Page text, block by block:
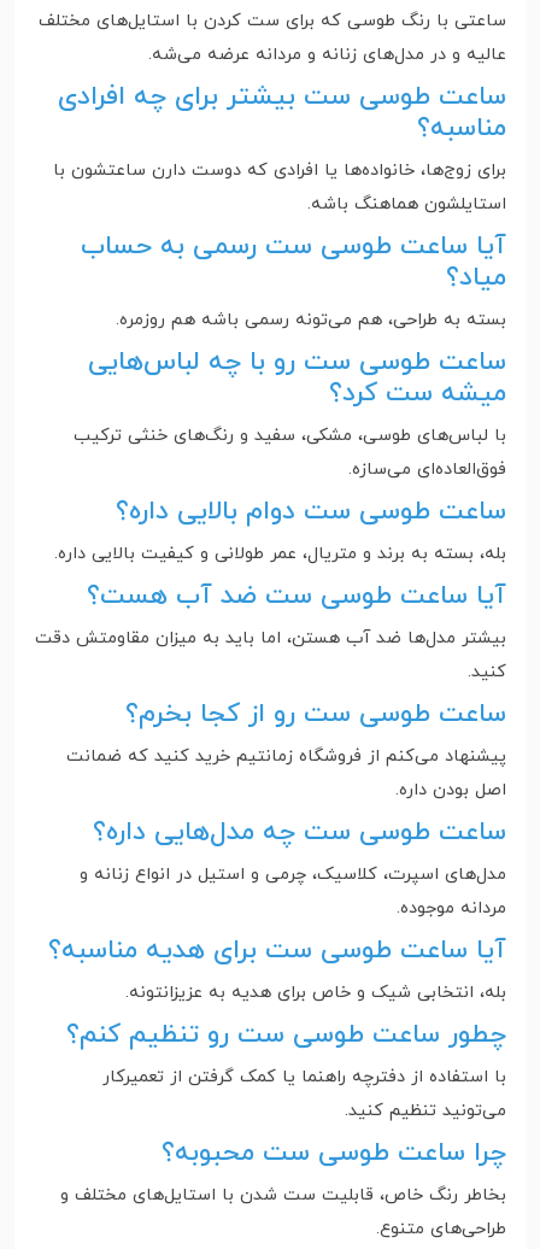
ساعتی با رنگ طوسی که برای ست کردن با استایل‌های مختلف
عالیه و در مدل‌های زنانه و مردانه عرضه می‌شه.
ساعت طوسی ست بیشتر برای چه افرادی
مناسبه؟
برای زوج‌ها، خانواده‌ها یا افرادی که دوست دارن ساعتشون با
استایلشون هماهنگ باشه.
آیا ساعت طوسی ست رسمی به حساب
میاد؟
بسته به طراحی، هم می‌تونه رسمی باشه هم روزمره.
ساعت طوسی ست رو با چه لباس‌هایی
میشه ست کرد؟
با لباس‌های طوسی، مشکی، سفید و رنگ‌های خنثی ترکیب
فوق‌العاده‌ای می‌سازه.
ساعت طوسی ست دوام بالایی داره؟
بله، بسته به برند و متریال، عمر طولانی و کیفیت بالایی داره.
آیا ساعت طوسی ست ضد آب هست؟
بیشتر مدل‌ها ضد آب هستن، اما باید به میزان مقاومتش دقت
کنید.
ساعت طوسی ست رو از کجا بخرم؟
پیشنهاد می‌کنم از فروشگاه زمانتیم خرید کنید که ضمانت
اصل بودن داره.
ساعت طوسی ست چه مدل‌هایی داره؟
مدل‌های اسپرت، کلاسیک، چرمی و استیل در انواع زنانه و
مردانه موجوده.
آیا ساعت طوسی ست برای هدیه مناسبه؟
بله، انتخابی شیک و خاص برای هدیه به عزیزانتونه.
چطور ساعت طوسی ست رو تنظیم کنم؟
با استفاده از دفترچه راهنما یا کمک گرفتن از تعمیرکار
می‌تونید تنظیم کنید.
چرا ساعت طوسی ست محبوبه؟
بخاطر رنگ خاص، قابلیت ست شدن با استایل‌های مختلف و
طراحی‌های متنوع.